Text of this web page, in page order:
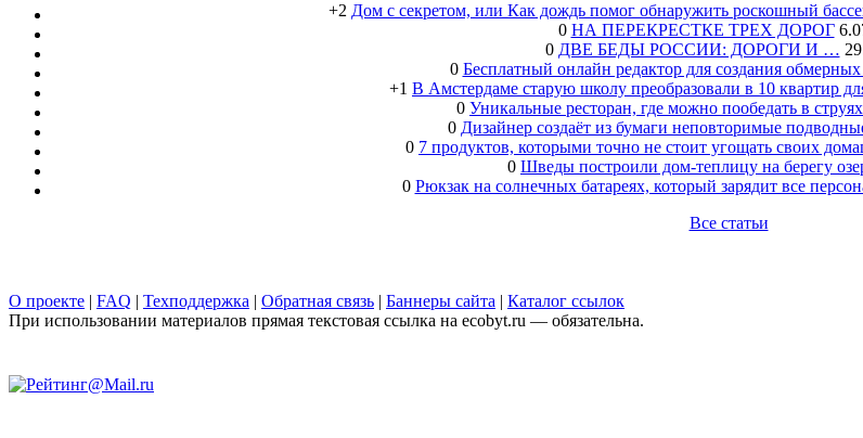
+2 Дом с секретом, или Как дождь помог обнаружить роскошный
0 НА ПЕРЕКРЕСТКЕ ТРЕХ ДОРОГ
0 ДВЕ БЕДЫ РОССИИ: ДОРОГИ И …
0 Бесплатный онлайн редактор для создания
+1 В Амстердаме старую школу преобразовали в 10 квартир
0 Уникальные ресторан, где можно пообедать в
0 Дизайнер создаёт из бумаги неповторимые
0 7 продуктов, которыми точно не стоит угощать своих
0 Шведы построили дом-теплицу на берегу
0 Рюкзак на солнечных батареях, который зарядит все
Все статьи
О проекте | FAQ | Техподдержка | Обратная связь | Баннеры сайта | Каталог ссылок
При использовании материалов прямая текстовая ссылка на ecobyt.ru — обязательна.